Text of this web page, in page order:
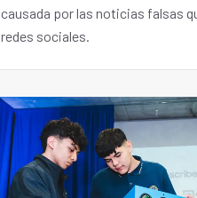
causada por las noticias falsas
redes sociales.